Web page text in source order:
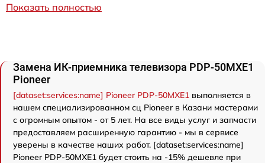
Показать полностью
Замена ИК-приемника телевизора PDP-50MXE1
Pioneer
[dataset:services:name] Pioneer PDP-50MXE1 выполняется в
нашем специализированном сц Pioneer в Казани мастерами
с огромным опытом - от 5 лет. На все виды услуг и запчасти
предоставляем расширенную гарантию - мы в сервисе
уверены в качестве наших работ. [dataset:services:name]
Pioneer PDP-50MXE1 будет стоить на -15% дешевле при